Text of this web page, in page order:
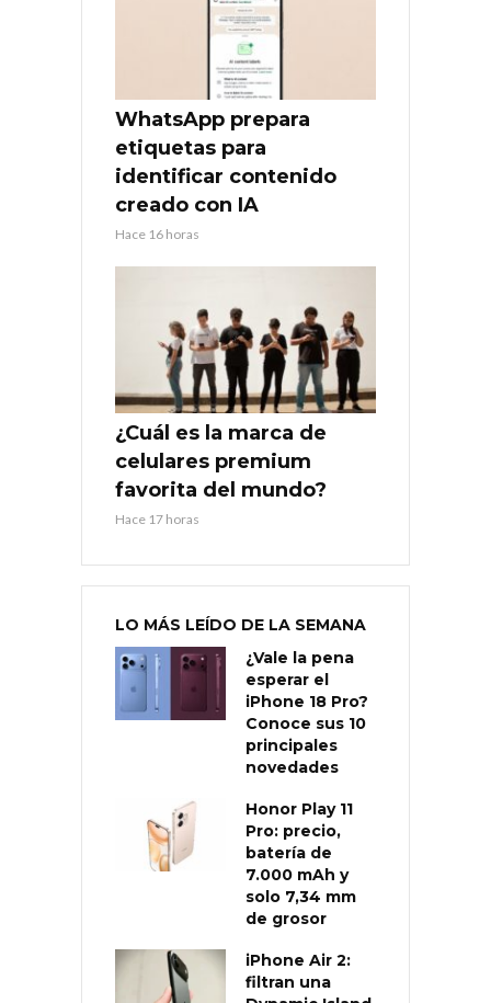
WhatsApp prepara
etiquetas para
identificar contenido
creado con IA
Hace 16 horas
¿Cuál es la marca de
celulares premium
favorita del mundo?
Hace 17 horas
LO MÁS LEÍDO DE LA SEMANA
¿Vale la pena
esperar el
iPhone 18 Pro?
Conoce sus 10
principales
novedades
Honor Play 11
Pro: precio,
batería de
7.000 mAh y
solo 7,34 mm
de grosor
iPhone Air 2:
filtran una